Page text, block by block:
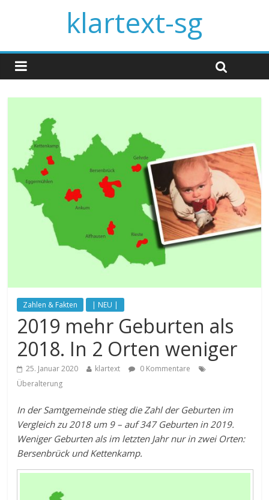
klartext-sg
Zahlen & Fakten | NEU |
2019 mehr Geburten als
2018. In 2 Orten weniger
25. Januar 2020 klartext
0 Kommentare
Überalterung
In der Samtgemeinde stieg die Zahl der Geburten im
Vergleich zu 2018 um 9 – auf 347 Geburten in 2019.
Weniger Geburten als im letzten Jahr nur in zwei Orten:
Bersenbrück und Kettenkamp.